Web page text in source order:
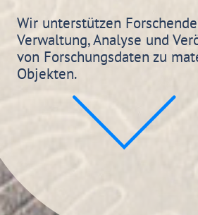
Wir unterstützen
Verwaltung, Analyse und
von Forschungsdaten zu
Objekten.